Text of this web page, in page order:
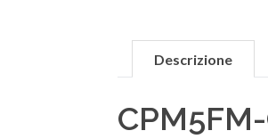
Descrizione